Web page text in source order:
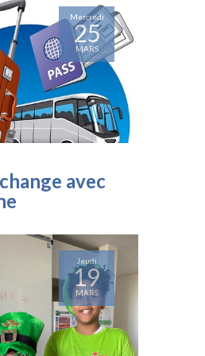
Mercredi
25
MARS
avec
Jeudi
19
MARS